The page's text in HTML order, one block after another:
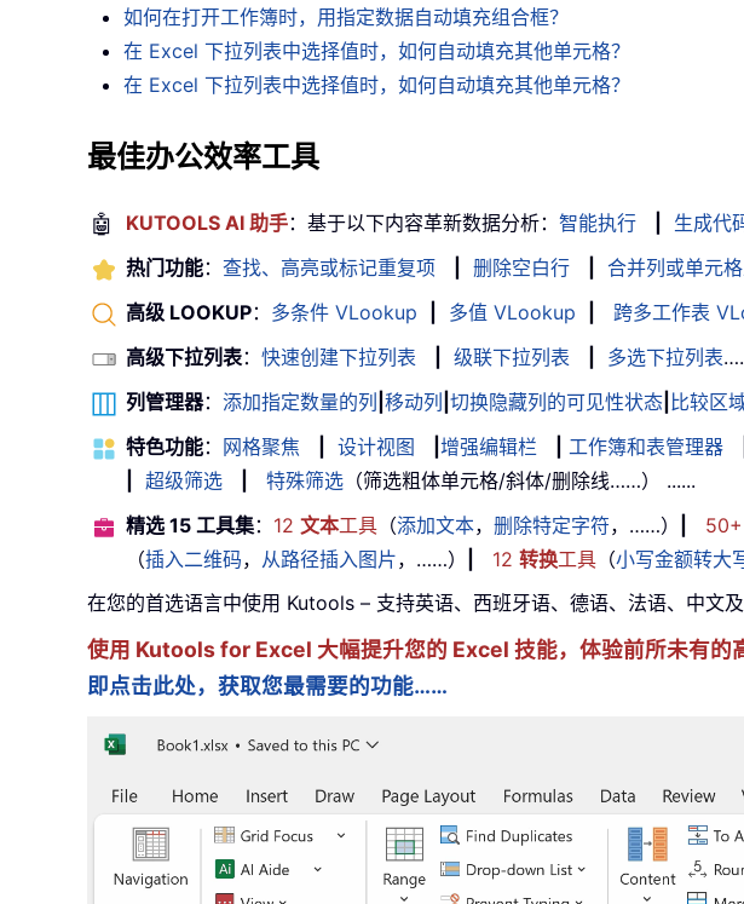
如何在打开工作簿时，用指定数据自动填充组合框？
在 Excel 下拉列表中选择值时，如何自动填充其他单元格？
在 Excel 下拉列表中选择值时，如何自动填充其他单元格？
最佳办公效率工具
🤖 KUTOOLS AI 助手：基于以下内容革新数据分析： 智能执行 生成代
热门功能： 查找、高亮或标记重复项 删除空白行 合并列或单元
高级 LOOKUP： 多条件 VLookup 多值 VLookup 跨多工作表
高级下拉列表： 快速创建下拉列表 级联下拉列表 多选下拉列表
列管理器： 添加指定数量的列 移动列 切换隐藏列的可见性状态 比较区
特色功能： 网格聚焦 设计视图 增强编辑栏 工作簿和表管理器
超级筛选 特殊筛选 （筛选粗体单元格/斜体/删除线……） ......
精选 15 工具集： 12 文本工具 （添加文本， 删除特定字符，……） 50+
（插入二维码， 从路径插入图片，……） 12 转换工具 （小写金额转大
在您的首选语言中使用 Kutools – 支持英语、西班牙语、德语、法语、中文
使用 Kutools for Excel 大幅提升您的 Excel 技能，体验前所未有的
即点击此处，获取您最需要的功能……